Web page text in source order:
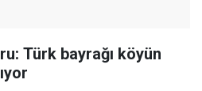
Türk bayrağı köyün